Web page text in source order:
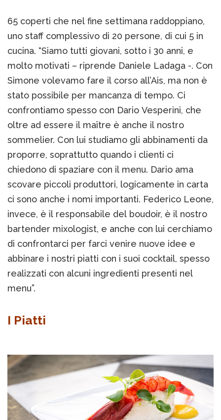
65 coperti che nel fine settimana raddoppiano,
uno staff complessivo di 20 persone, di cui 5 in
cucina. “Siamo tutti giovani, sotto i 30 anni, e
molto motivati – riprende Daniele Ladaga -. Con
Simone volevamo fare il corso all’Ais, ma non è
stato possibile per mancanza di tempo. Ci
confrontiamo spesso con Dario Vesperini, che
oltre ad essere il maître è anche il nostro
sommelier. Con lui studiamo gli abbinamenti da
proporre, soprattutto quando i clienti ci
chiedono di spaziare con il menu. Dario ama
scovare piccoli produttori, logicamente in carta
ci sono anche i nomi importanti. Federico Leone,
invece, è il responsabile del boudoir, è il nostro
bartender mixologist, e anche con lui cerchiamo
di confrontarci per farci venire nuove idee e
abbinare i nostri piatti con i suoi cocktail, spesso
realizzati con alcuni ingredienti presenti nel
menu”.
I Piatti